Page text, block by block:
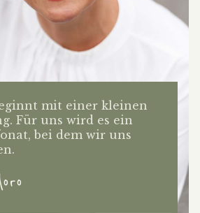
mit einer kleinen
Für uns wird es ein
bei dem wir uns